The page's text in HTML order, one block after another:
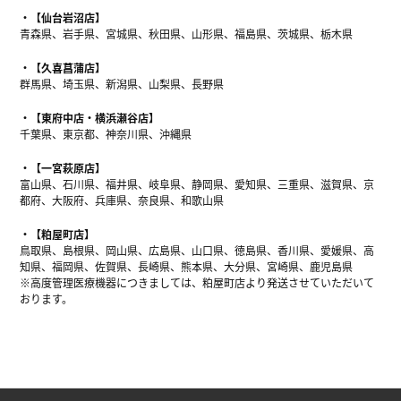
【仙台岩沼店】
青森県、岩手県、宮城県、秋田県、山形県、福島県、茨城県、栃木県
【久喜菖蒲店】
群馬県、埼玉県、新潟県、山梨県、長野県
【東府中店・横浜瀬谷店】
千葉県、東京都、神奈川県、沖縄県
【一宮萩原店】
富山県、石川県、福井県、岐阜県、静岡県、愛知県、三重県、滋賀県、京
都府、大阪府、兵庫県、奈良県、和歌山県
【粕屋町店】
鳥取県、島根県、岡山県、広島県、山口県、徳島県、香川県、愛媛県、高
知県、福岡県、佐賀県、長崎県、熊本県、大分県、宮崎県、鹿児島県
※高度管理医療機器につきましては、粕屋町店より発送させていただいて
おります。